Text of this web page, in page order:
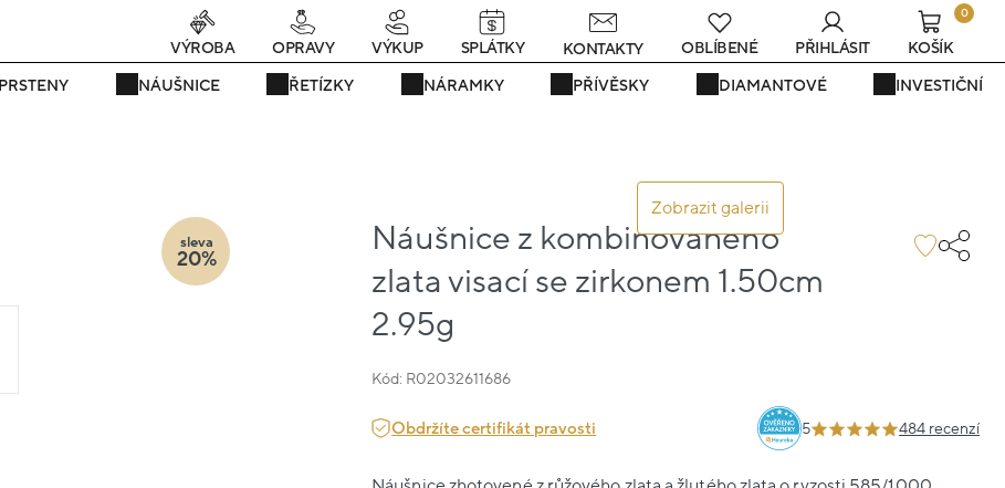
Právě teď! - 20 % na vše! Kód: SRPEN20 22 dní : 11h : 38m : 46s
PRSTENY NÁUŠNICE ŘETÍZKY NÁRAMKY PŘÍVĚSKY DIAMANTOVÉ INVESTIČNÍ
VÝROBA OPRAVY VÝKUP SPLÁTKY KONTAKTY OBLÍBENÉ PŘIHLÁSIT
0
KOŠÍK
Zobrazit galerii
Náušnice z kombinovaného
zlata visací se zirkonem 1.50cm
2.95g
Kód: R02032611686
sleva
20%
Obdržíte certifikát pravosti 5 484 recenzí